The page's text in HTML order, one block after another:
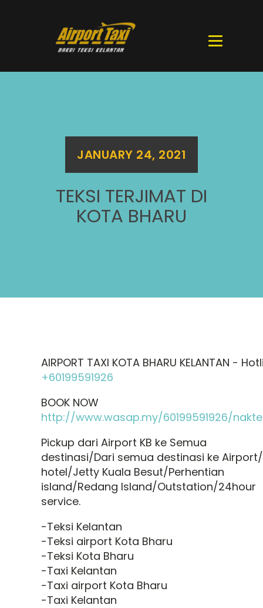
JANUARY 24, 2021
TEKSI TERJIMAT DI
KOTA BHARU
AIRPORT TAXI KOTA BHARU KELANTAN -
+60199591926
BOOK NOW
http://www.wasap.my/60199591926/
Pickup dari Airport KB ke Semua
destinasi/Dari semua destinasi ke
hotel/Jetty Kuala Besut/Perhentian
island/Redang Island/Outstation/24hour
service.
-Teksi Kelantan
-Teksi airport Kota Bharu
-Teksi Kota Bharu
-Taxi Kelantan
-Taxi airport Kota Bharu
-Taxi Kelantan